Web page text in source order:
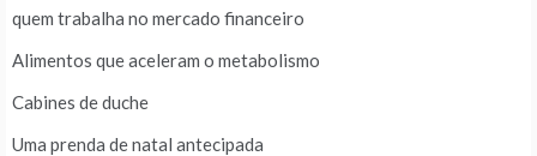
quem trabalha no mercado financeiro
Alimentos que aceleram o metabolismo
Cabines de duche
Uma prenda de natal antecipada